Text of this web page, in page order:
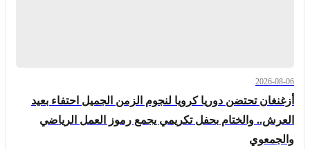
2026-08-06
أزغنغان تحتضن دوريا كرويا لنجوم الزمن الجميل احتفاء بعيد
العرش.. والختام بحفل تكريمي يجمع رموز العمل الرياضي
والجمعوي